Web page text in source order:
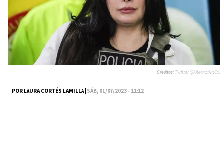
POR LAURA CORTÉS LAMILLA |SÁB, 01/07/2023 - 11:12
Créditos: Twitter @AlternativaCol